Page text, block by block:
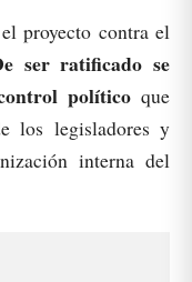
proyecto contra el
ser ratificado se
político que
los legisladores y
interna del